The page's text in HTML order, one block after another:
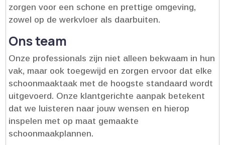
zorgen voor een schone en prettige omgeving,
zowel op de werkvloer als daarbuiten.​
Ons team
Onze professionals zijn niet alleen bekwaam in hun
vak, maar ook toegewijd en zorgen ervoor dat elke
schoonmaaktaak met de hoogste standaard wordt
uitgevoerd.​ Onze klantgerichte aanpak betekent
dat we luisteren naar jouw wensen en hierop
inspelen met op maat gemaakte
schoonmaakplannen.​